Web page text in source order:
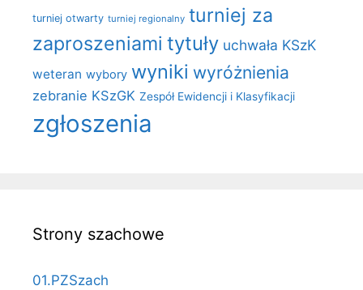
turniej otwarty turniej regionalny turniej za
zaproszeniami tytuły uchwała KSzK
weteran wybory wyniki wyróżnienia
zebranie KSzGK Zespół Ewidencji i Klasyfikacji
zgłoszenia
Strony szachowe
01.PZSzach